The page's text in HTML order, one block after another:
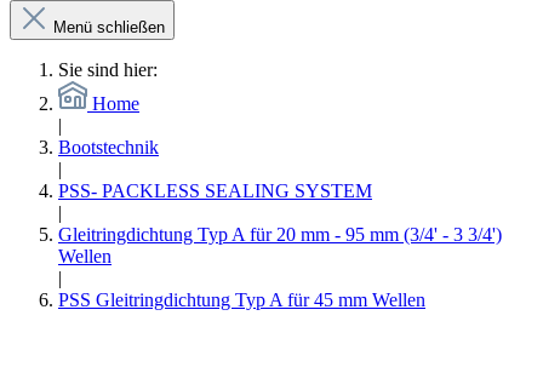
Menü schließen
Sie sind hier:
Home
|
Bootstechnik
|
PSS- PACKLESS SEALING SYSTEM
|
Gleitringdichtung Typ A für 20 mm - 95 mm (3/4' - 3 3/4')
Wellen
|
PSS Gleitringdichtung Typ A für 45 mm Wellen